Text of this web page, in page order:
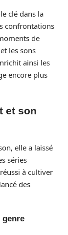
clé dans la
confrontations
de
les sons
ainsi les
encore plus
et son
elle a laissé
séries
à cultiver
des
genre